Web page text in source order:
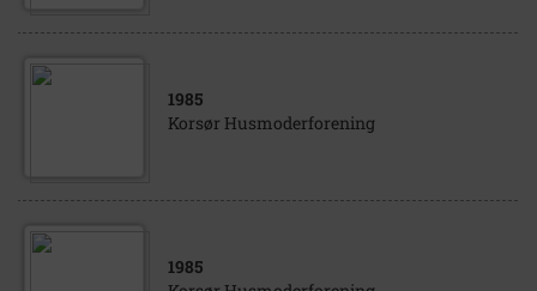
1985
Korsør Husmoderforening
1985